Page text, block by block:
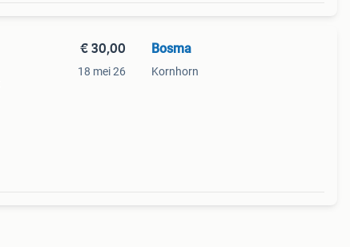
€ 30,00
18 mei 26
Bosma
Kornhorn